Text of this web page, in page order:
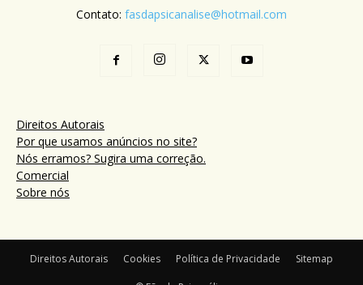
Contato: fasdapsicanalise@hotmail.com
Direitos Autorais
Por que usamos anúncios no site?
Nós erramos? Sugira uma correção.
Comercial
Sobre nós
Direitos Autorais Cookies Política de Privacidade Sitemap